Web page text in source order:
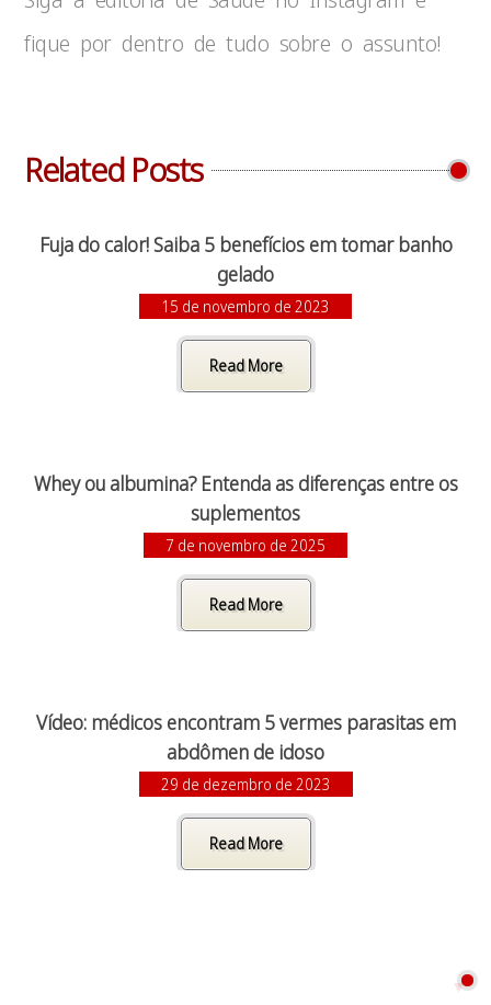
fique por dentro de tudo sobre o assunto!
Related Posts
Fuja do calor! Saiba 5 benefícios em tomar banho
gelado
15 de novembro de 2023
Read More
Whey ou albumina? Entenda as diferenças entre os
suplementos
7 de novembro de 2025
Read More
Vídeo: médicos encontram 5 vermes parasitas em
abdômen de idoso
29 de dezembro de 2023
Read More